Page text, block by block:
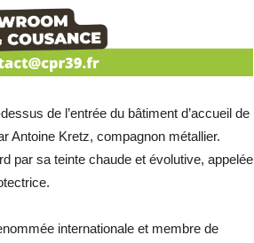
de l’entrée du bâtiment d’accueil de
Antoine Kretz, compagnon métallier.
par sa teinte chaude et évolutive, appelée
internationale et membre de